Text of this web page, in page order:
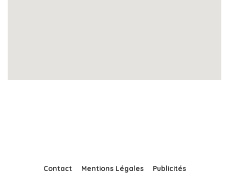
Contact Mentions Légales Publicités